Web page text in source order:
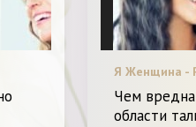
Я Женщина -
Чем
области